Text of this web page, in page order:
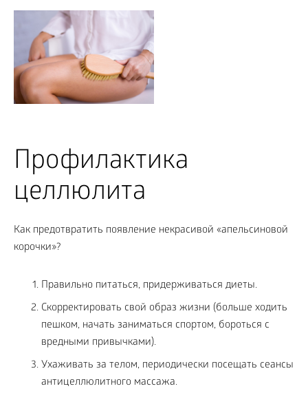
Профилактика
целлюлита
Как предотвратить появление некрасивой «апельсиновой
корочки»?
Правильно питаться, придерживаться диеты.
Скорректировать свой образ жизни (больше ходить
пешком, начать заниматься спортом, бороться с
вредными привычками).
Ухаживать за телом, периодически посещать сеансы
антицеллюлитного массажа.